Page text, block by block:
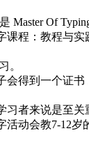
Master Of
程：教程与实
。
会得到一个证书
者来说是至关
活动会教7-12岁